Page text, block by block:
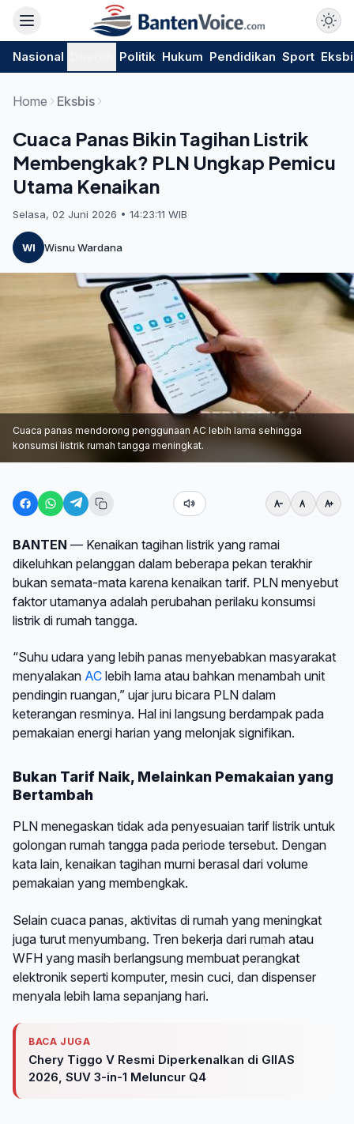
Nasional Politik Hukum Pendidikan Sport
Home Eksbis
Cuaca Panas Bikin Tagihan Listrik
Membengkak? PLN Ungkap Pemicu
Utama Kenaikan
Selasa, 02 Juni 2026 • 14:23:11 WIB
WI Wisnu Wardana
Cuaca panas mendorong penggunaan AC lebih lama sehingga
konsumsi listrik rumah tangga meningkat.
BANTEN — Kenaikan tagihan listrik yang ramai
dikeluhkan pelanggan dalam beberapa pekan terakhir
bukan semata-mata karena kenaikan tarif. PLN menyebut
faktor utamanya adalah perubahan perilaku konsumsi
listrik di rumah tangga.
“Suhu udara yang lebih panas menyebabkan masyarakat
menyalakan AC lebih lama atau bahkan menambah unit
pendingin ruangan,” ujar juru bicara PLN dalam
keterangan resminya. Hal ini langsung berdampak pada
pemakaian energi harian yang melonjak signifikan.
Bukan Tarif Naik, Melainkan Pemakaian yang
Bertambah
PLN menegaskan tidak ada penyesuaian tarif listrik untuk
golongan rumah tangga pada periode tersebut. Dengan
kata lain, kenaikan tagihan murni berasal dari volume
pemakaian yang membengkak.
Selain cuaca panas, aktivitas di rumah yang meningkat
juga turut menyumbang. Tren bekerja dari rumah atau
WFH yang masih berlangsung membuat perangkat
elektronik seperti komputer, mesin cuci, dan dispenser
menyala lebih lama sepanjang hari.
BACA JUGA
Chery Tiggo V Resmi Diperkenalkan di GIIAS
2026, SUV 3-in-1 Meluncur Q4